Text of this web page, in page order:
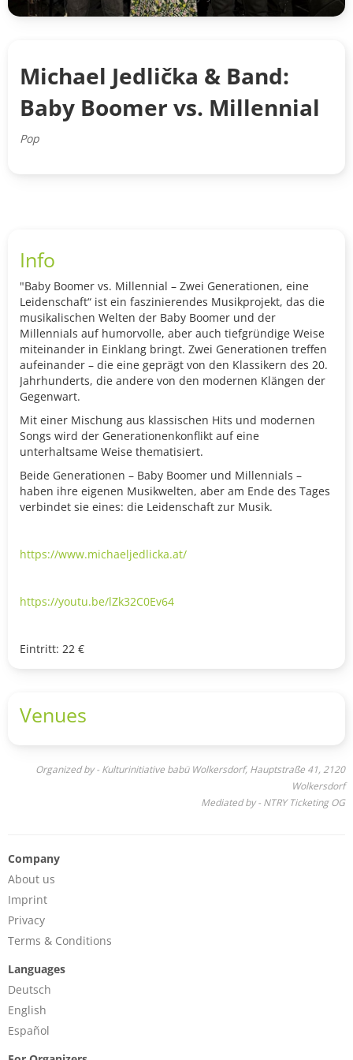
Michael Jedlička & Band:
Baby Boomer vs. Millennial
Pop
Info
"Baby Boomer vs. Millennial – Zwei Generationen, eine
Leidenschaft“ ist ein faszinierendes Musikprojekt, das die
musikalischen Welten der Baby Boomer und der
Millennials auf humorvolle, aber auch tiefgründige Weise
miteinander in Einklang bringt. Zwei Generationen treffen
aufeinander – die eine geprägt von den Klassikern des 20.
Jahrhunderts, die andere von den modernen Klängen der
Gegenwart.
Mit einer Mischung aus klassischen Hits und modernen
Songs wird der Generationenkonflikt auf eine
unterhaltsame Weise thematisiert.
Beide Generationen – Baby Boomer und Millennials –
haben ihre eigenen Musikwelten, aber am Ende des Tages
verbindet sie eines: die Leidenschaft zur Musik.
https://www.michaeljedlicka.at/
https://youtu.be/lZk32C0Ev64
Eintritt: 22 €
Venues
Organized by - Kulturinitiative babü Wolkersdorf, Hauptstraße 41, 2120
Wolkersdorf
Mediated by - NTRY Ticketing OG
Company
About us
Imprint
Privacy
Terms & Conditions
Languages
Deutsch
English
Español